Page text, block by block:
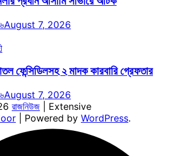
August 7, 2026
ফেন্সিডিলসহ ২ মাদক কারবারি গ্রেফতার
August 7, 2026
রাজনিউজ | Extensive
| Powered by WordPress.